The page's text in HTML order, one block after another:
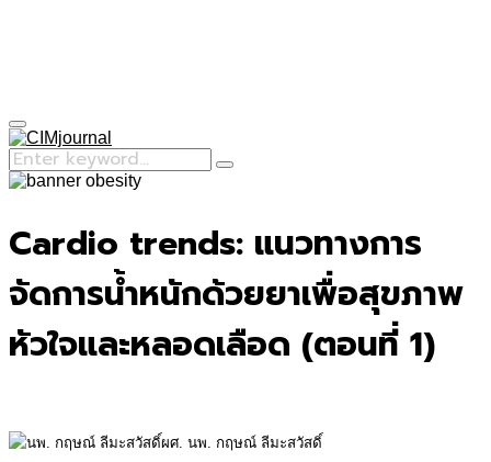
Primary
Menu
Search
for:
Search
Cardio trends: แนวทางการ
จัดการน้ำหนักด้วยยาเพื่อสุขภาพ
หัวใจและหลอดเลือด (ตอนที่ 1)
ผศ. นพ. กฤษณ์ ลีมะสวัสดิ์